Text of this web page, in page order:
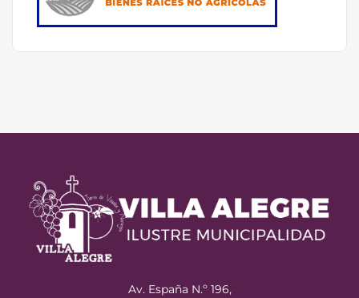
Av. España N.º 196,